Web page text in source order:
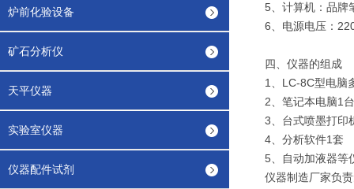
炉前化验设备
矿石分析仪
天平仪器
实验室仪器
仪器配件试剂
5、计算机：品牌
6、电源电压：
四、仪器的组成
1、LC-8C型电脑
2、笔记本电脑1台
3、台式喷墨打印
4、分析软件1套
5、自动加液器等
仪器制造厂家负